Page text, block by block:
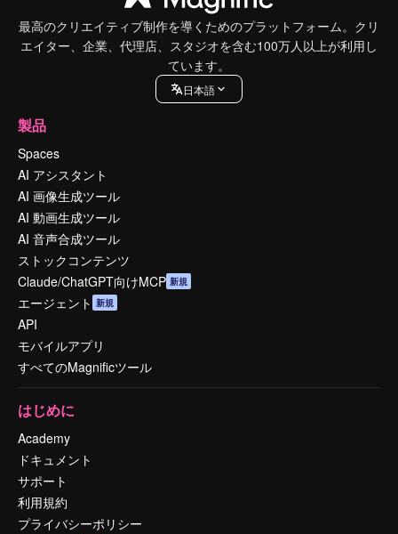
最高のクリエイティブ制作を導くためのプラットフォーム。クリ
エイター、企業、代理店、スタジオを含む100万人以上が利用し
ています。
日本語
製品
Spaces
AI アシスタント
AI 画像生成ツール
AI 動画生成ツール
AI 音声合成ツール
ストックコンテンツ
Claude/ChatGPT向けMCP 新規
エージェント 新規
API
モバイルアプリ
すべてのMagnificツール
はじめに
Academy
ドキュメント
サポート
利用規約
プライバシーポリシー